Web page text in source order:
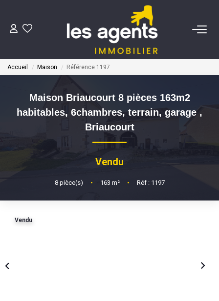
ACHETER
NOS AGENTS
BIENS VENDUS
CONTACT
ESTIMATION
Accueil Maison Référence 1197
Maison Briaucourt 8 pièces 163m2
habitables, 6chambres, terrain, garage ,
Briaucourt
Vendu
8pièce(s) • 163 m² • Réf : 1197
Vendu